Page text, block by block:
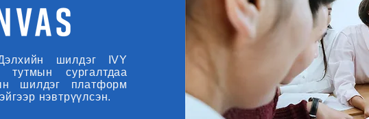
шилдэг IVY
тутмын сургалтдаа
шилдэг платформ
нэвтрүүлсэн.